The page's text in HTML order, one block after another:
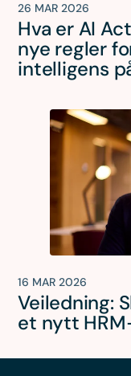
26 MAR 2026
Hva er AI
nye regler
intelligens
16 MAR 2026
Veiledning:
et nytt